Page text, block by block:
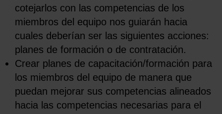
cotejarlos con las competencias de los
miembros del equipo nos guiarán hacia
cuales deberían ser las siguientes acciones:
planes de formación o de contratación.
Crear planes de capacitación/formación para
los miembros del equipo de manera que
puedan mejorar sus competencias alineados
hacia las competencias necesarias para el